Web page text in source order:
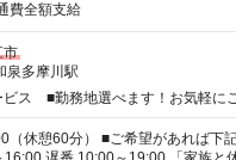
費全額支給
市
泉多摩川駅
ビス ■勤務地選べます！お気軽に
希望があれば下記シフトもOK！